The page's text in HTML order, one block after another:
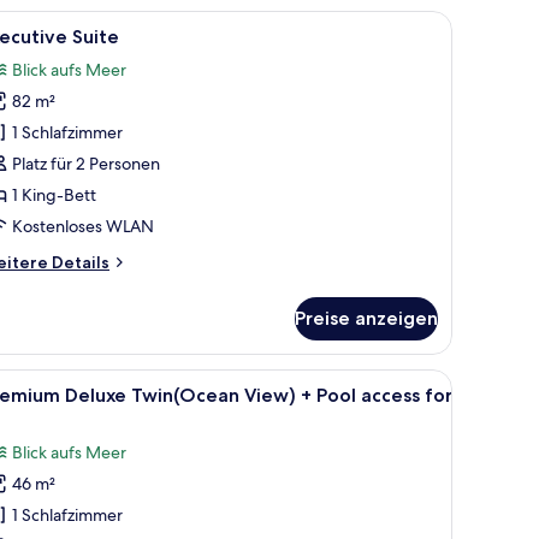
Bett, einem Fernseher und Blick auf das Meer.
Ein modernes Hotelzimmer mit einem
5 Suite
Blick aufs Meer
82 m²
1 Schlafzimmer
Platz für 2 Personen
1 King-Bett
Kostenloses WLAN
Details
Preise anzeigen
Bett, Nachttischen, einem Schreibtisch und Meerblick.
Ein Hotelzimmer mit zwei Betten, einem
3
Deluxe Twin(Ocean View) + Pool access for
Blick aufs Meer
46 m²
1 Schlafzimmer